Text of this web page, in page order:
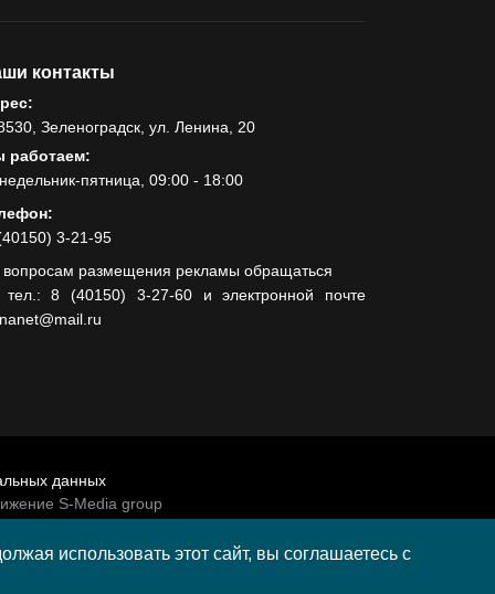
контакты
Зеленоградск, ул. Ленина, 20
работаем:
пятница, 09:00 - 18:00
3-21-95
размещения рекламы обращаться
тел.: 8 (40150) 3-27-60 и электронной почте
данных
S-Media group
использовать этот сайт, вы соглашаетесь с